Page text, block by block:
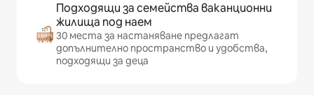
Подходящи за семейства ваканционни
жилища под наем
30 места за настаняване предлагат
допълнително пространство и удобства,
подходящи за деца